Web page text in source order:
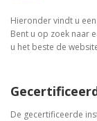
Hieronder vindt u
Bent u op zoek naar
u het beste de
De gecertificeerde